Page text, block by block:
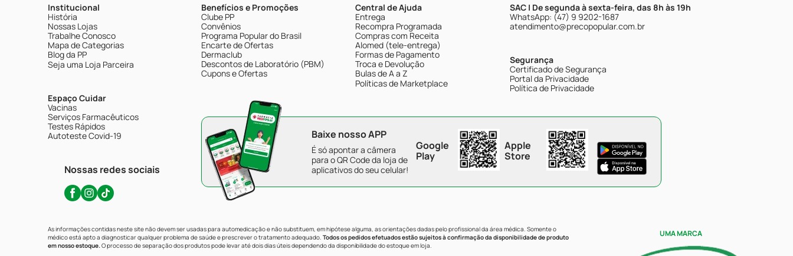
Institucional
História
Nossas Lojas
Trabalhe Conosco
Mapa de Categorias
Blog da PP
Seja uma Loja Parceira
Espaço Cuidar
Vacinas
Serviços Farmacêuticos
Testes Rápidos
Autoteste Covid-19
Nossas redes sociais
Benefícios e Promoções
Clube PP
Convênios
Programa Popular do Brasil
Encarte de Ofertas
Dermaclub
Descontos de Laboratório (PBM)
Cupons e Ofertas
Central de Ajuda
Entrega
Recompra Programada
Compras com Receita
Alomed (tele-entrega)
Formas de Pagamento
Troca e Devolução
Bulas de A a Z
Políticas de Marketplace
SAC | De segunda à sexta-feira, das 8h às 19h
WhatsApp: (47) 9 9202-1687
atendimento@precopopular.com.br
Segurança
Certificado de Segurança
Portal da Privacidade
Política de Privacidade
Baixe nosso APP
É só apontar a câmera
para o QR Code da loja de
aplicativos do seu celular!
Google
Play
Apple
Store
As informações contidas neste site não devem ser usadas para automedicação e não substituem, em hipótese alguma, as orientações dadas pelo profissional da área médica. Somente o
médico está apto a diagnosticar qualquer problema de saúde e prescrever o tratamento adequado. Todos os pedidos efetuados estão sujeitos à confirmação da disponibilidade de produto
em nosso estoque.O processo de separação dos produtos pode levar até dois dias úteis dependendo da disponibilidade do estoque em loja.
UMA MARCA